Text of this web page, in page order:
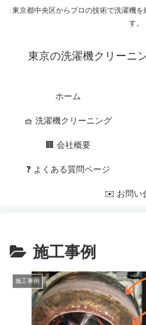
東京都中央区からプロの技術で洗濯機
す。
東京の洗濯機クリーニ
ホーム
🧺 洗濯機クリーニング
🏢 会社概要
❓ よくある質問ページ
✉️ お問い
施工事例
施工事例